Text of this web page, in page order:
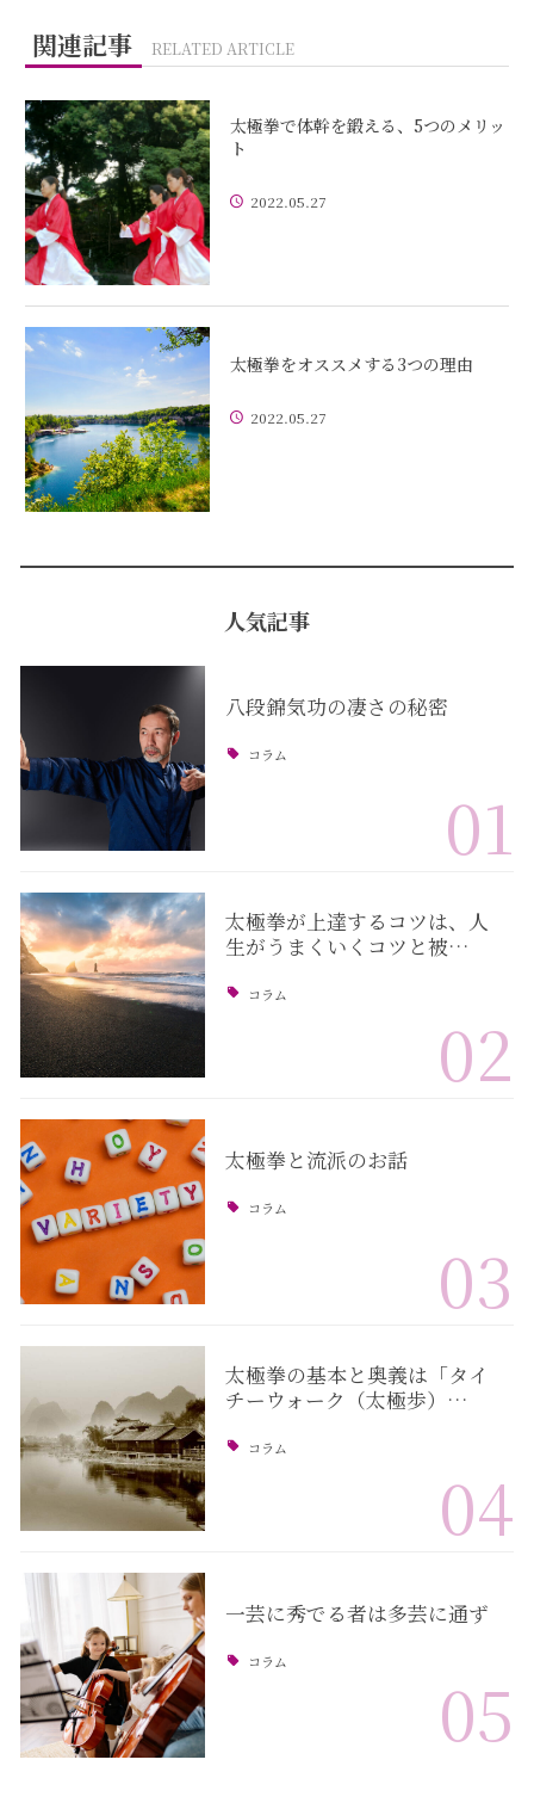
関連記事 RELATED ARTICLE
太極拳で体幹を鍛える、5つのメリッ
ト
2022.05.27
太極拳をオススメする3つの理由
2022.05.27
人気記事
八段錦気功の凄さの秘密
コラム
01
太極拳が上達するコツは、人
生がうまくいくコツと被…
コラム
02
太極拳と流派のお話
コラム
03
太極拳の基本と奥義は「タイ
チーウォーク（太極歩）…
コラム
04
一芸に秀でる者は多芸に通ず
コラム
05